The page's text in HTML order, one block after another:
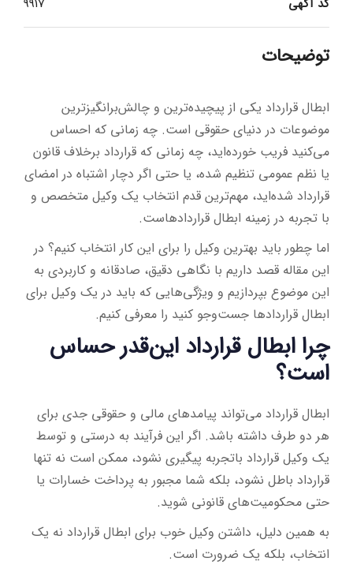
کد آگهی 9917
توضیحات
ابطال قرارداد یکی از پیچیده‌ترین و چالش‌برانگیزترین
موضوعات در دنیای حقوقی است. چه زمانی که احساس
می‌کنید فریب خورده‌اید، چه زمانی که قرارداد برخلاف قانون
یا نظم عمومی تنظیم شده، یا حتی اگر دچار اشتباه در امضای
قرارداد شده‌اید، مهم‌ترین قدم انتخاب یک وکیل متخصص و
با تجربه در زمینه ابطال قراردادهاست.
اما چطور باید بهترین وکیل را برای این کار انتخاب کنیم؟ در
این مقاله قصد داریم با نگاهی دقیق، صادقانه و کاربردی به
این موضوع بپردازیم و ویژگی‌هایی که باید در یک وکیل برای
ابطال قراردادها جست‌وجو کنید را معرفی کنیم.
چرا ابطال قرارداد این‌قدر حساس
است؟
ابطال قرارداد می‌تواند پیامدهای مالی و حقوقی جدی برای
هر دو طرف داشته باشد. اگر این فرآیند به درستی و توسط
یک وکیل قرارداد باتجربه پیگیری نشود، ممکن است نه تنها
قرارداد باطل نشود، بلکه شما مجبور به پرداخت خسارات یا
حتی محکومیت‌های قانونی شوید.
به همین دلیل، داشتن وکیل خوب برای ابطال قرارداد نه یک
انتخاب، بلکه یک ضرورت است.